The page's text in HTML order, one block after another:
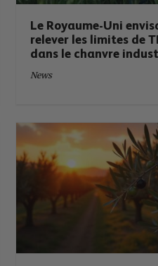
Le Royaume-Uni
relever les limites de
dans le chanvre
News